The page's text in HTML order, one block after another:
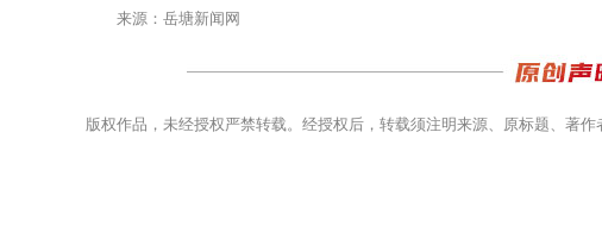
来源：岳塘新闻网
版权作品，未经授权严禁转载。经授权后，转载须注明来源、原标题、著作